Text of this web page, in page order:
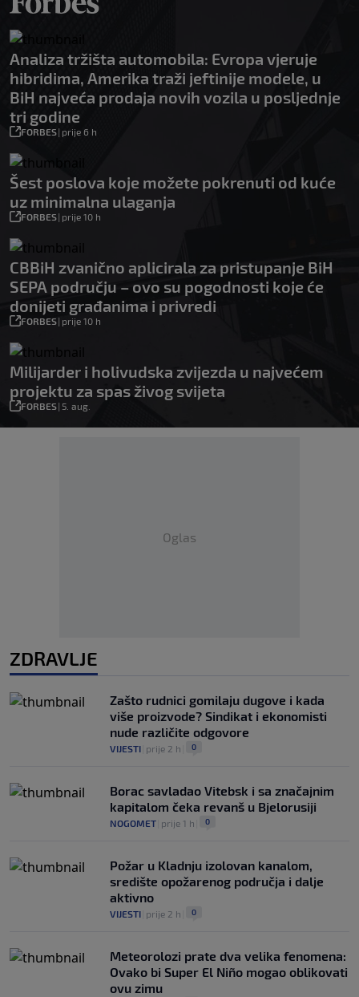
Analiza tržišta automobila: Evropa vjeruje
hibridima, Amerika traži jeftinije modele, u
BiH najveća prodaja novih vozila u posljednje
tri godine
FORBES| prije 6 h
Šest poslova koje možete pokrenuti od kuće
uz minimalna ulaganja
FORBES| prije 10 h
CBBiH zvanično aplicirala za pristupanje BiH
SEPA području – ovo su pogodnosti koje će
donijeti građanima i privredi
FORBES| prije 10 h
Milijarder i holivudska zvijezda u najvećem
projektu za spas živog svijeta
FORBES| 5. aug.
Oglas
ZDRAVLJE
Zašto rudnici gomilaju dugove i kada
više proizvode? Sindikat i ekonomisti
nude različite odgovore
VIJESTI prije 2 h 0
Borac savladao Vitebsk i sa značajnim
kapitalom čeka revanš u Bjelorusiji
NOGOMET prije 1 h 0
Požar u Kladnju izolovan kanalom,
središte opožarenog područja i dalje
aktivno
VIJESTI prije 2 h 0
Meteorolozi prate dva velika fenomena:
Ovako bi Super El Niño mogao oblikovati
ovu zimu